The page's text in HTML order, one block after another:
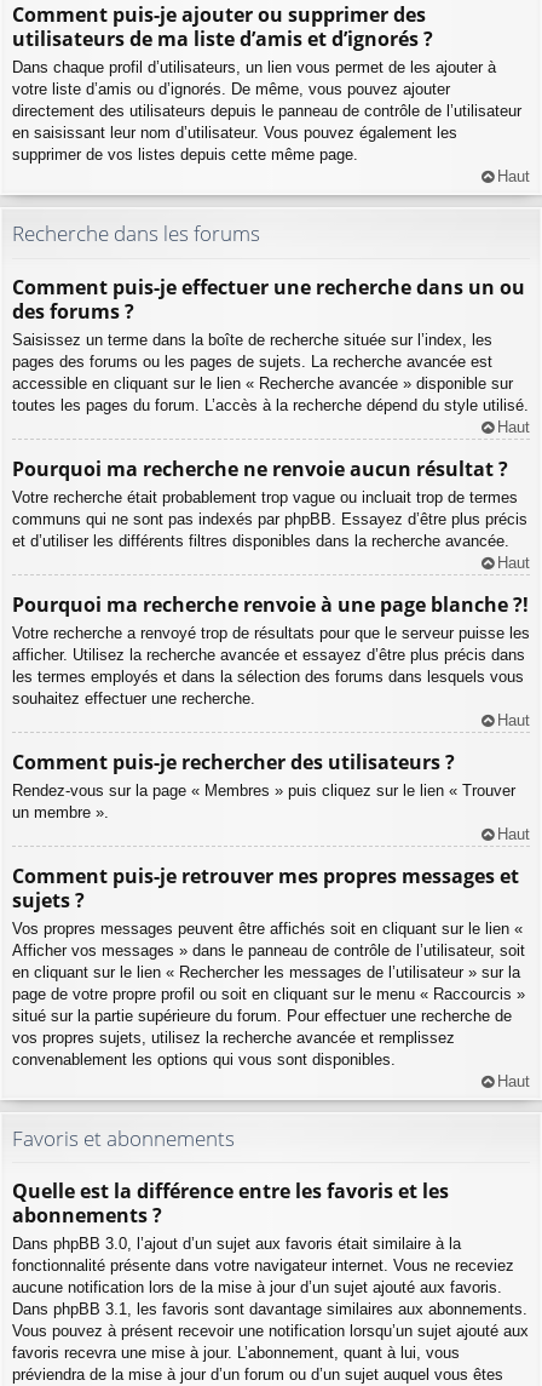
Comment puis-je ajouter ou supprimer des
utilisateurs de ma liste d’amis et d’ignorés ?
Dans chaque profil d’utilisateurs, un lien vous permet de les ajouter à
votre liste d’amis ou d’ignorés. De même, vous pouvez ajouter
directement des utilisateurs depuis le panneau de contrôle de l’utilisateur
en saisissant leur nom d’utilisateur. Vous pouvez également les
supprimer de vos listes depuis cette même page.
Haut
Recherche dans les forums
Comment puis-je effectuer une recherche dans un ou
des forums ?
Saisissez un terme dans la boîte de recherche située sur l’index, les
pages des forums ou les pages de sujets. La recherche avancée est
accessible en cliquant sur le lien « Recherche avancée » disponible sur
toutes les pages du forum. L’accès à la recherche dépend du style utilisé.
Haut
Pourquoi ma recherche ne renvoie aucun résultat ?
Votre recherche était probablement trop vague ou incluait trop de termes
communs qui ne sont pas indexés par phpBB. Essayez d’être plus précis
et d’utiliser les différents filtres disponibles dans la recherche avancée.
Haut
Pourquoi ma recherche renvoie à une page blanche ?!
Votre recherche a renvoyé trop de résultats pour que le serveur puisse les
afficher. Utilisez la recherche avancée et essayez d’être plus précis dans
les termes employés et dans la sélection des forums dans lesquels vous
souhaitez effectuer une recherche.
Haut
Comment puis-je rechercher des utilisateurs ?
Rendez-vous sur la page « Membres » puis cliquez sur le lien « Trouver
un membre ».
Haut
Comment puis-je retrouver mes propres messages et
sujets ?
Vos propres messages peuvent être affichés soit en cliquant sur le lien «
Afficher vos messages » dans le panneau de contrôle de l’utilisateur, soit
en cliquant sur le lien « Rechercher les messages de l’utilisateur » sur la
page de votre propre profil ou soit en cliquant sur le menu « Raccourcis »
situé sur la partie supérieure du forum. Pour effectuer une recherche de
vos propres sujets, utilisez la recherche avancée et remplissez
convenablement les options qui vous sont disponibles.
Haut
Favoris et abonnements
Quelle est la différence entre les favoris et les
abonnements ?
Dans phpBB 3.0, l’ajout d’un sujet aux favoris était similaire à la
fonctionnalité présente dans votre navigateur internet. Vous ne receviez
aucune notification lors de la mise à jour d’un sujet ajouté aux favoris.
Dans phpBB 3.1, les favoris sont davantage similaires aux abonnements.
Vous pouvez à présent recevoir une notification lorsqu’un sujet ajouté aux
favoris recevra une mise à jour. L’abonnement, quant à lui, vous
préviendra de la mise à jour d’un forum ou d’un sujet auquel vous êtes